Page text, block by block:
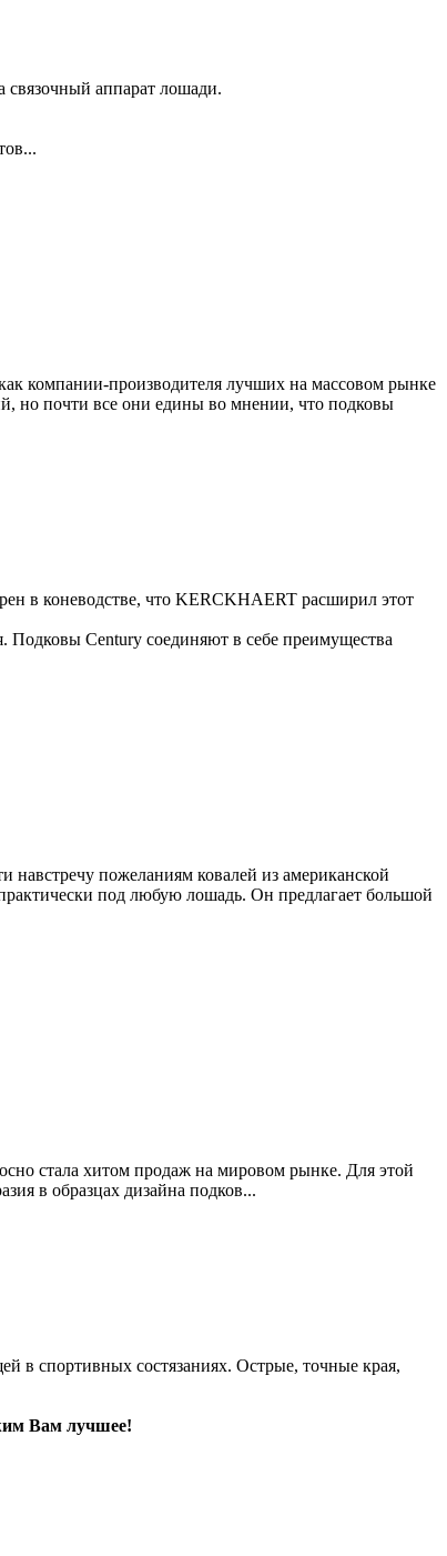
аппарат лошади.
компании-производителя лучших на массовом рынке
но почти все они едины во мнении, что подковы
в коневодстве, что KERCKHAERT расширил этот
Подковы Century cоединяют в себе преимущества
пожеланиям ковалей из американской
под любую лошадь. Он предлагает большой
стала хитом продаж на мировом рынке. Для этой
в образцах дизайна подков...
в спортивных состязаниях. Острые, точные края,
Вам лучшее!